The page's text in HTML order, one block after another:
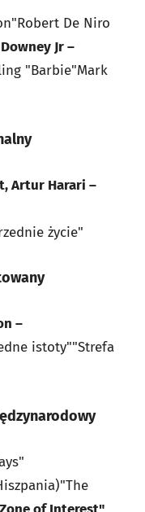
De Niro
Jr –
"Barbie"Mark
Artur Harari –
życie"
–
istoty""Strefa